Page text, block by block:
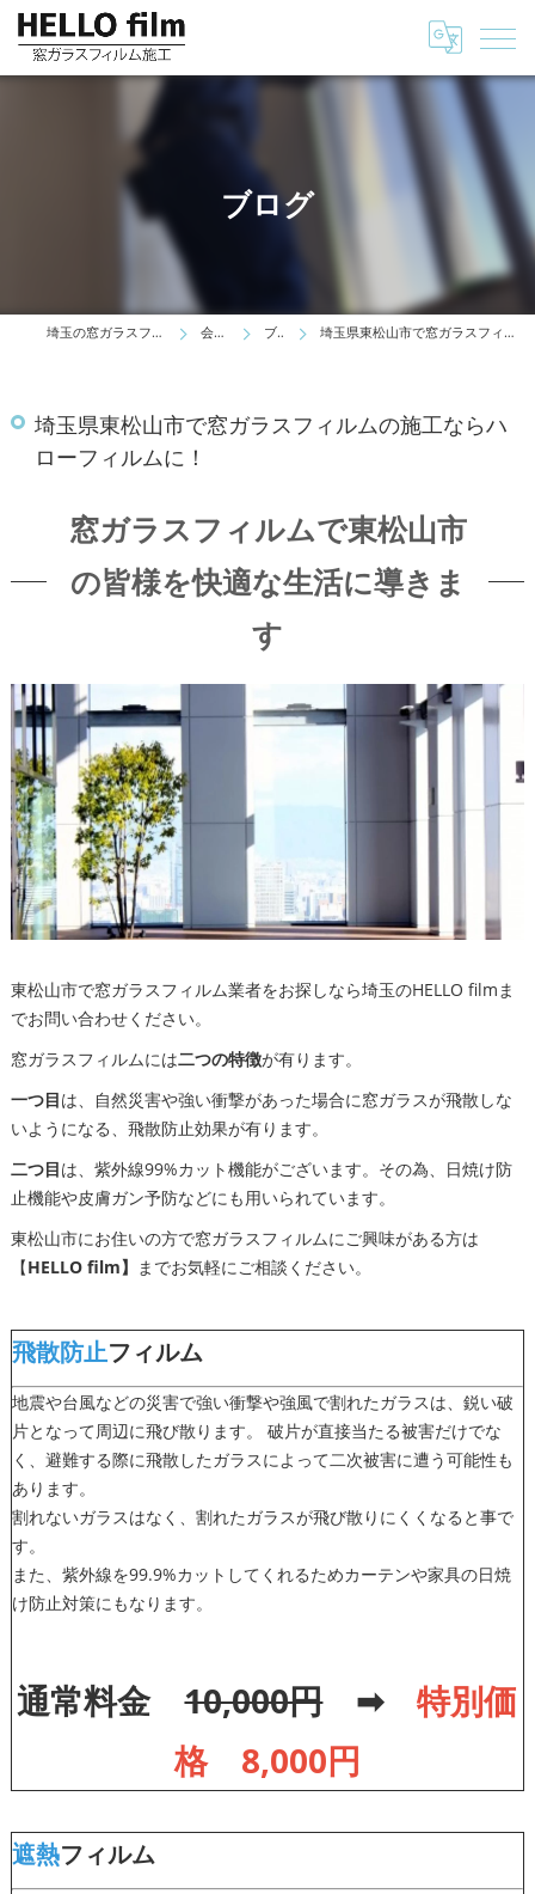
ブログ
埼玉の窓ガラスフィルムはHELLO film 会社情報 ブログ 埼玉県東松山市で窓ガラスフィルムの施工ならハローフィルムに！
埼玉県東松山市で窓ガラスフィルムの施工ならハ
ローフィルムに！
窓ガラスフィルムで東松山市
の皆様を快適な生活に導きま
す
東松山市で窓ガラスフィルム業者をお探しなら埼玉のHELLO filmま
でお問い合わせください。
窓ガラスフィルムには二つの特徴が有ります。
一つ目は、自然災害や強い衝撃があった場合に窓ガラスが飛散しな
いようになる、飛散防止効果が有ります。
二つ目は、紫外線99%カット機能がございます。その為、日焼け防
止機能や皮膚ガン予防などにも用いられています。
東松山市にお住いの方で窓ガラスフィルムにご興味がある方は
【HELLO film】 までお気軽にご相談ください。
飛散防止フィルム
地震や台風などの災害で強い衝撃や強風で割れたガラスは、鋭い破
片となって周辺に飛び散ります。 破片が直接当たる被害だけでな
く、避難する際に飛散したガラスによって二次被害に遭う可能性も
あります。
割れないガラスはなく、割れたガラスが飛び散りにくくなると事で
す。
また、紫外線を99.9%カットしてくれるためカーテンや家具の日焼
け防止対策にもなります。
通常料金10,000円➡特別価
格 8,000円
遮熱フィルム